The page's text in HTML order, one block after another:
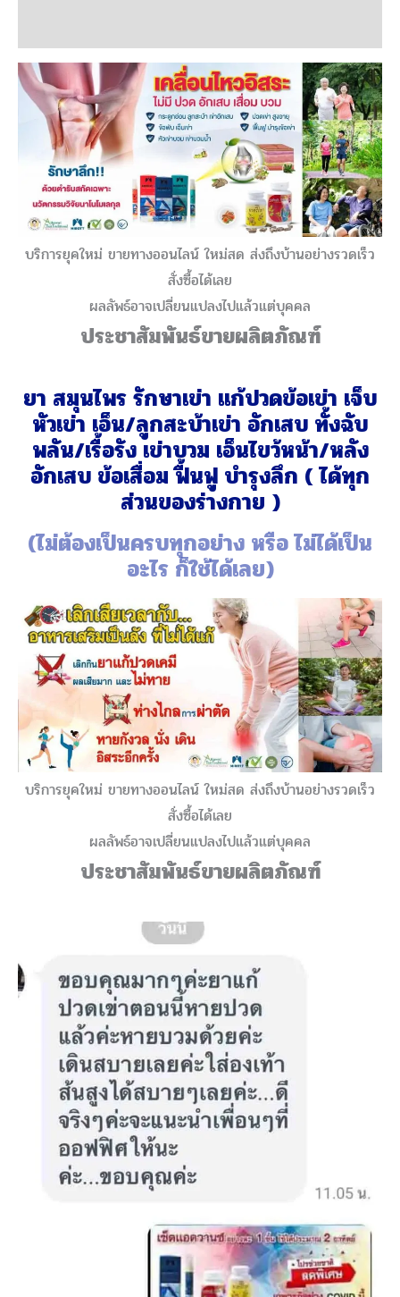
บริการยุคใหม่ ขายทางออนไลน์ ใหม่สด ส่งถึงบ้านอย่างรวดเร็ว
สั่งซื้อได้เลย
ผลลัพธ์อาจเปลี่ยนแปลงไปแล้วแต่บุคคล
ประชาสัมพันธ์ขายผลิตภัณฑ์
ยา สมุนไพร รักษาเข่า แก้ปวดข้อเข่า เจ็บ
หัวเข่า เอ็น/ลูกสะบ้าเข่า อักเสบ ทั้งฉับ
พลัน/เรื้อรัง เข่าบวม เอ็นไขว้หน้า/หลัง
อักเสบ ข้อเสื่อม ฟื้นฟู บำรุงลึก ( ได้ทุก
ส่วนของร่างกาย )
(ไม่ต้องเป็นครบทุกอย่าง หรือ ไม่ได้เป็น
อะไร ก็ใช้ได้เลย)
บริการยุคใหม่ ขายทางออนไลน์ ใหม่สด ส่งถึงบ้านอย่างรวดเร็ว
สั่งซื้อได้เลย
ผลลัพธ์อาจเปลี่ยนแปลงไปแล้วแต่บุคคล
ประชาสัมพันธ์ขายผลิตภัณฑ์